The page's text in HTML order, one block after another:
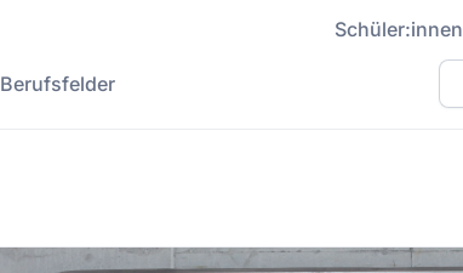
Schüler:innen
Berufsfelder